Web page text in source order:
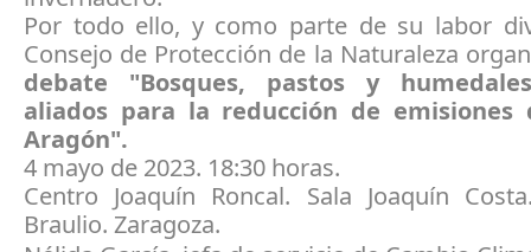
Por todo ello, y como parte de su labor
Consejo de Protección de la Naturaleza
debate "Bosques, pastos y
aliados para la reducción de emisiones
Aragón".
4 mayo de 2023. 18:30 horas.
Centro Joaquín Roncal. Sala Joaquín
Braulio. Zaragoza.